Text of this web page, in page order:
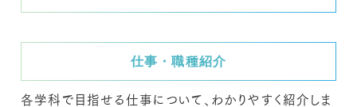
仕事・職種紹介
各学科で目指せる仕事について、わかりやすく紹介しま